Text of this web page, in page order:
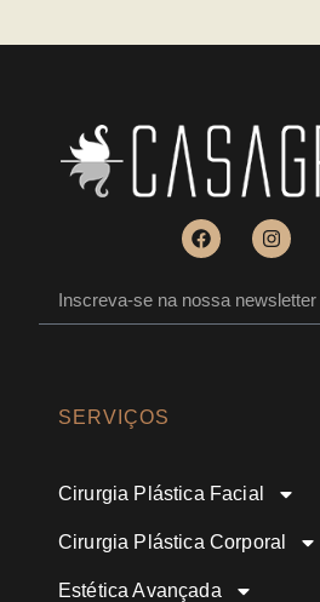
SERVIÇOS
Cirurgia Plástica Facial
Cirurgia Plástica Corporal
Estética Avançada